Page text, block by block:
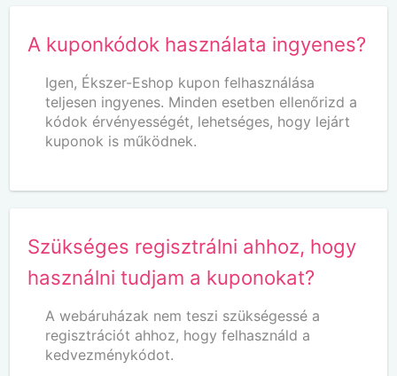
A kuponkódok használata ingyenes?
Igen, Ékszer-Eshop kupon felhasználása
teljesen ingyenes. Minden esetben ellenőrizd a
kódok érvényességét, lehetséges, hogy lejárt
kuponok is működnek.
Szükséges regisztrálni ahhoz, hogy
használni tudjam a kuponokat?
A webáruházak nem teszi szükségessé a
regisztrációt ahhoz, hogy felhasználd a
kedvezménykódot.